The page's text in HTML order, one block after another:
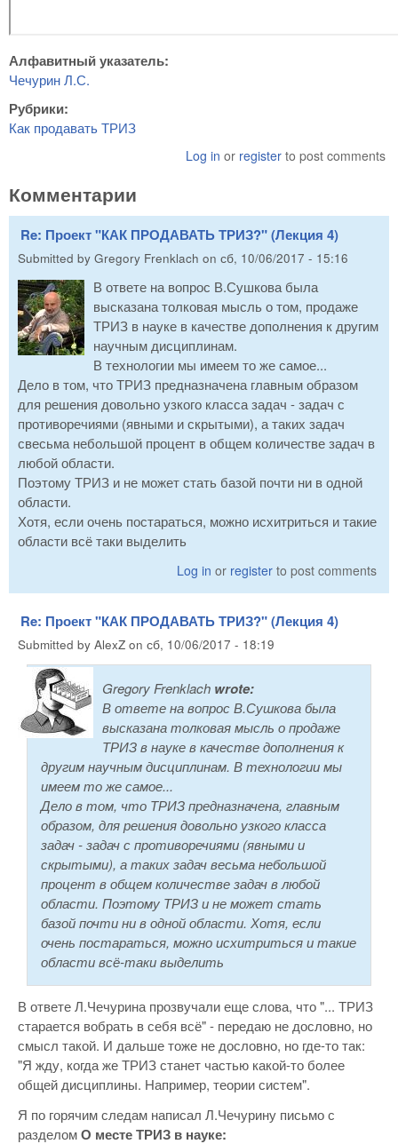
Алфавитный указатель:
Чечурин Л.С.
Рубрики:
Как продавать ТРИЗ
Log in or register to post comments
Комментарии
Re: Проект "КАК ПРОДАВАТЬ ТРИЗ?" (Лекция 4)
Submitted by Gregory Frenklach on сб, 10/06/2017 - 15:16
В ответе на вопрос В.Сушкова была
высказана толковая мысль о том, продаже
ТРИЗ в науке в качестве дополнения к другим
научным дисциплинам.
В технологии мы имеем то же самое...
Дело в том, что ТРИЗ предназначена главным образом
для решения довольно узкого класса задач - задач с
противоречиями (явными и скрытыми), а таких задач
свесьма небольшой процент в общем количестве задач в
любой области.
Поэтому ТРИЗ и не может стать базой почти ни в одной
области.
Хотя, если очень постараться, можно исхитриться и такие
области всё таки выделить
Log in or register to post comments
Re: Проект "КАК ПРОДАВАТЬ ТРИЗ?" (Лекция 4)
Submitted by AlexZ on сб, 10/06/2017 - 18:19
Gregory Frenklach wrote:
В ответе на вопрос В.Сушкова была
высказана толковая мысль о продаже
ТРИЗ в науке в качестве дополнения к
другим научным дисциплинам. В технологии мы
имеем то же самое...
Дело в том, что ТРИЗ предназначена, главным
образом, для решения довольно узкого класса
задач - задач с противоречиями (явными и
скрытыми), а таких задач весьма небольшой
процент в общем количестве задач в любой
области. Поэтому ТРИЗ и не может стать
базой почти ни в одной области. Хотя, если
очень постараться, можно исхитриться и такие
области всё-таки выделить
В ответе Л.Чечурина прозвучали еще слова, что "... ТРИЗ
старается вобрать в себя всё" - передаю не дословно, но
смысл такой. И дальше тоже не дословно, но где-то так:
"Я жду, когда же ТРИЗ станет частью какой-то более
общей дисциплины. Например, теории систем".
Я по горячим следам написал Л.Чечурину письмо с
разделомО месте ТРИЗ в науке: